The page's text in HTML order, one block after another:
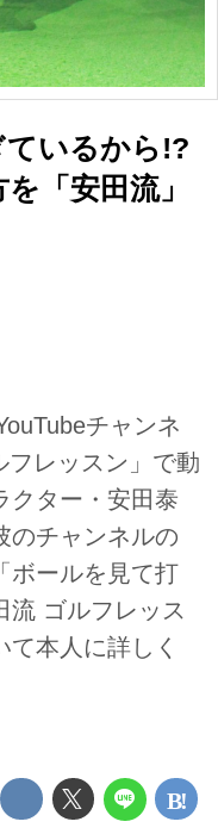
ているから!?
「安田流」
チャンネ
フレッスン」で動
クター・安田泰
のチャンネルの
ボールを見て打
流 ゴルフレッス
本人に詳しく